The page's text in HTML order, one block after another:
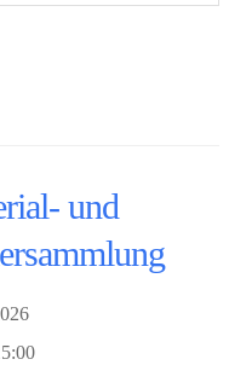
und